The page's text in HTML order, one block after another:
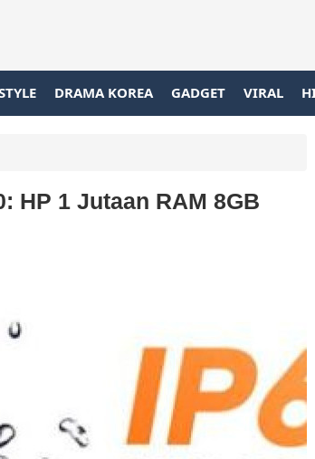
DRAMA KOREA GADGET VIRAL
HP 1 Jutaan RAM 8GB